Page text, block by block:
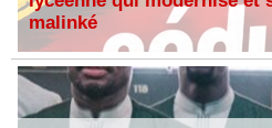
malinké